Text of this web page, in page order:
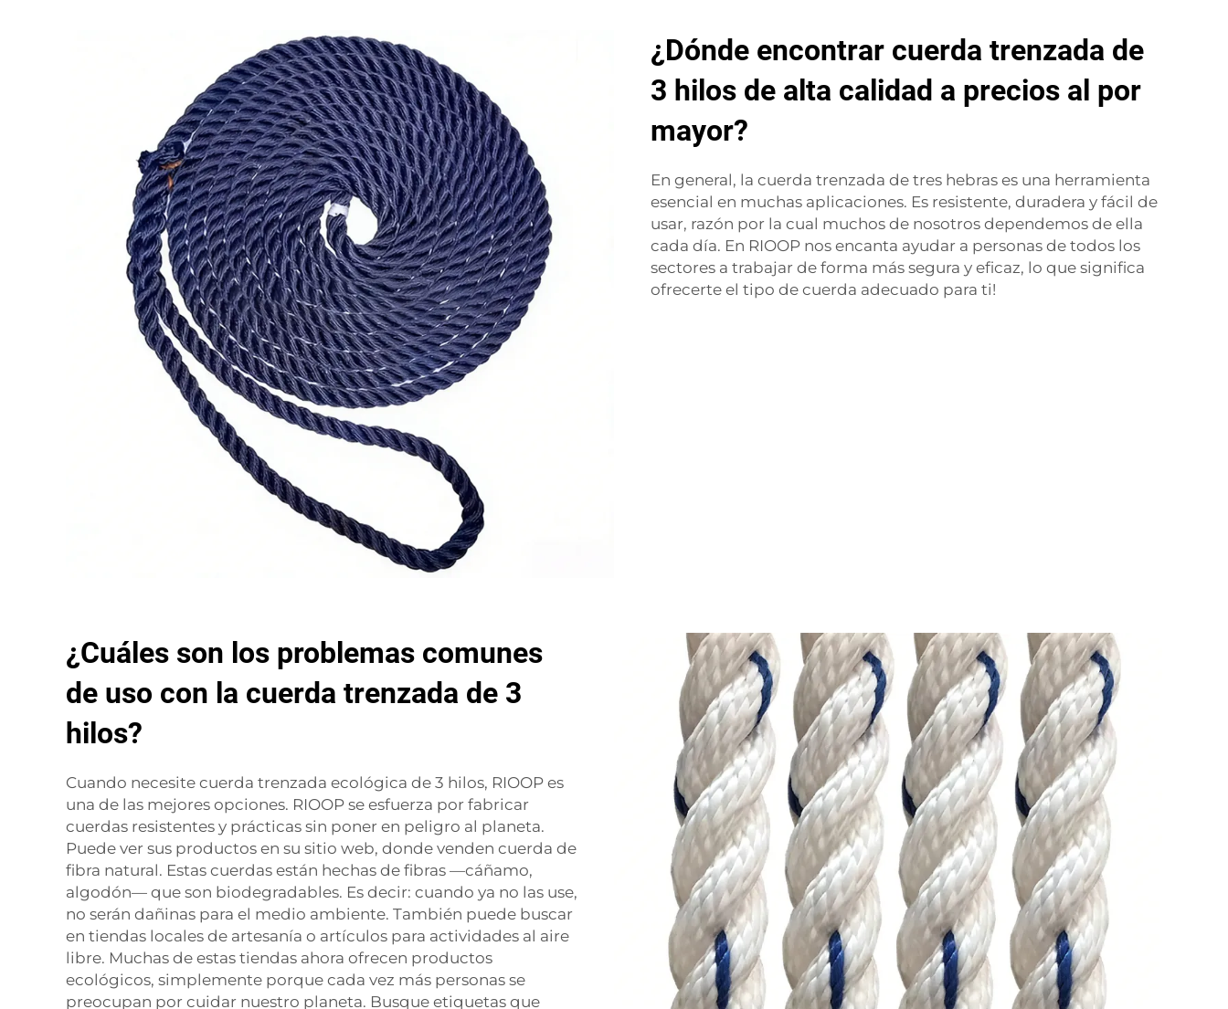
¿Dónde encontrar cuerda trenzada de
3 hilos de alta calidad a precios al por
mayor?
En general, la cuerda trenzada de tres hebras es una herramienta
esencial en muchas aplicaciones. Es resistente, duradera y fácil de
usar, razón por la cual muchos de nosotros dependemos de ella
cada día. En RIOOP nos encanta ayudar a personas de todos los
sectores a trabajar de forma más segura y eficaz, lo que significa
ofrecerte el tipo de cuerda adecuado para ti!
¿Cuáles son los problemas comunes
de uso con la cuerda trenzada de 3
hilos?
Cuando necesite cuerda trenzada ecológica de 3 hilos, RIOOP es
una de las mejores opciones. RIOOP se esfuerza por fabricar
cuerdas resistentes y prácticas sin poner en peligro al planeta.
Puede ver sus productos en su sitio web, donde venden cuerda de
fibra natural. Estas cuerdas están hechas de fibras —cáñamo,
algodón— que son biodegradables. Es decir: cuando ya no las use,
no serán dañinas para el medio ambiente. También puede buscar
en tiendas locales de artesanía o artículos para actividades al aire
libre. Muchas de estas tiendas ahora ofrecen productos
ecológicos, simplemente porque cada vez más personas se
preocupan por cuidar nuestro planeta. Busque etiquetas que